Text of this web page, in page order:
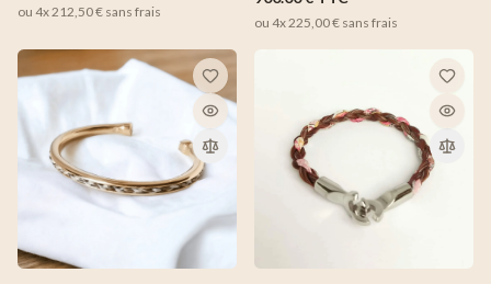
ou 4x212,50 € sans frais
ou 4x 225,00 € sans frais